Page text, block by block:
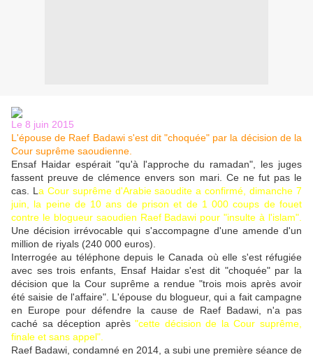
Le 8 juin 2015
L'épouse de Raef Badawi s'est dit "choquée" par la décision de la
Cour suprême saoudienne.
Ensaf Haidar espérait "qu'à l'approche du ramadan", les juges
fassent preuve de clémence envers son mari. Ce ne fut pas le
cas. L a Cour suprême d'Arabie saoudite a confirmé, dimanche 7
juin, la peine de 10 ans de prison et de 1 000 coups de fouet
contre le blogueur saoudien Raef Badawi pour "insulte à l'islam".
Une décision irrévocable qui s'accompagne d'une amende d'un
million de riyals (240 000 euros).
Interrogée au téléphone depuis le Canada où elle s'est réfugiée
avec ses trois enfants, Ensaf Haidar s'est dit "choquée" par la
décision que la Cour suprême a rendue "trois mois après avoir
été saisie de l'affaire". L'épouse du blogueur, qui a fait campagne
en Europe pour défendre la cause de Raef Badawi, n'a pas
caché sa déception après"cette décision de la Cour suprême,
finale et sans appel".
Raef Badawi, condamné en 2014, a subi une première séance de